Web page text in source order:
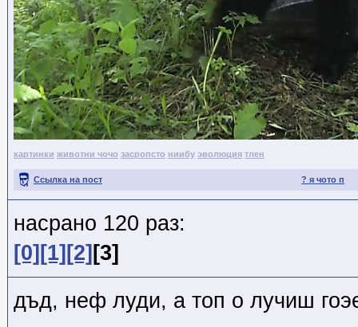
картинки животни чочо засропсто ниибу эволюция тлен
? я чото п
Ссылка на пост
насрано 120 раз:
[0] [1] [2] [3]
дъд, неф луди, а топ о лучиш